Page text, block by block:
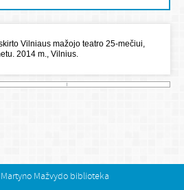
Mažvydo biblioteka